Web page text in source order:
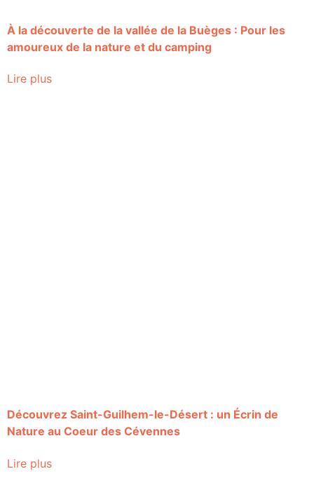
À la découverte de la vallée de la Buèges : Pour les
amoureux de la nature et du camping
Lire plus
Découvrez Saint-Guilhem-le-Désert : un Écrin de
Nature au Coeur des Cévennes
Lire plus